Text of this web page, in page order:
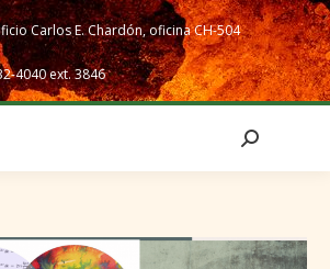
Carlos E. Chardón, oficina CH-504
4040 ext. 3846
Search: